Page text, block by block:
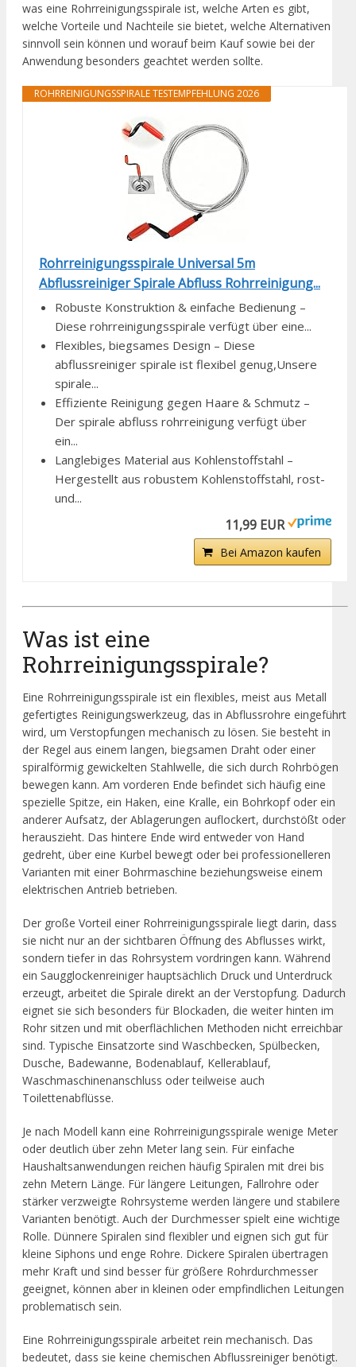
was eine Rohrreinigungsspirale ist, welche Arten es gibt,
welche Vorteile und Nachteile sie bietet, welche Alternativen
sinnvoll sein können und worauf beim Kauf sowie bei der
Anwendung besonders geachtet werden sollte.
ROHRREINIGUNGSSPIRALE TESTEMPFEHLUNG 2026
Rohrreinigungsspirale Universal 5m
Abflussreiniger Spirale Abfluss Rohrreinigung...
Robuste Konstruktion & einfache Bedienung –
Diese rohrreinigungsspirale verfügt über eine...
Flexibles, biegsames Design – Diese
abflussreiniger spirale ist flexibel genug,Unsere
spirale...
Effiziente Reinigung gegen Haare & Schmutz –
Der spirale abfluss rohrreinigung verfügt über
ein...
Langlebiges Material aus Kohlenstoffstahl –
Hergestellt aus robustem Kohlenstoffstahl, rost-
und...
11,99 EUR
Bei Amazon kaufen
Was ist eine
Rohrreinigungsspirale?
Eine Rohrreinigungsspirale ist ein flexibles, meist aus Metall
gefertigtes Reinigungswerkzeug, das in Abflussrohre eingeführt
wird, um Verstopfungen mechanisch zu lösen. Sie besteht in
der Regel aus einem langen, biegsamen Draht oder einer
spiralförmig gewickelten Stahlwelle, die sich durch Rohrbögen
bewegen kann. Am vorderen Ende befindet sich häufig eine
spezielle Spitze, ein Haken, eine Kralle, ein Bohrkopf oder ein
anderer Aufsatz, der Ablagerungen auflockert, durchstößt oder
herauszieht. Das hintere Ende wird entweder von Hand
gedreht, über eine Kurbel bewegt oder bei professionelleren
Varianten mit einer Bohrmaschine beziehungsweise einem
elektrischen Antrieb betrieben.
Der große Vorteil einer Rohrreinigungsspirale liegt darin, dass
sie nicht nur an der sichtbaren Öffnung des Abflusses wirkt,
sondern tiefer in das Rohrsystem vordringen kann. Während
ein Saugglockenreiniger hauptsächlich Druck und Unterdruck
erzeugt, arbeitet die Spirale direkt an der Verstopfung. Dadurch
eignet sie sich besonders für Blockaden, die weiter hinten im
Rohr sitzen und mit oberflächlichen Methoden nicht erreichbar
sind. Typische Einsatzorte sind Waschbecken, Spülbecken,
Dusche, Badewanne, Bodenablauf, Kellerablauf,
Waschmaschinenanschluss oder teilweise auch
Toilettenabflüsse.
Je nach Modell kann eine Rohrreinigungsspirale wenige Meter
oder deutlich über zehn Meter lang sein. Für einfache
Haushaltsanwendungen reichen häufig Spiralen mit drei bis
zehn Metern Länge. Für längere Leitungen, Fallrohre oder
stärker verzweigte Rohrsysteme werden längere und stabilere
Varianten benötigt. Auch der Durchmesser spielt eine wichtige
Rolle. Dünnere Spiralen sind flexibler und eignen sich gut für
kleine Siphons und enge Rohre. Dickere Spiralen übertragen
mehr Kraft und sind besser für größere Rohrdurchmesser
geeignet, können aber in kleinen oder empfindlichen Leitungen
problematisch sein.
Eine Rohrreinigungsspirale arbeitet rein mechanisch. Das
bedeutet, dass sie keine chemischen Abflussreiniger benötigt.